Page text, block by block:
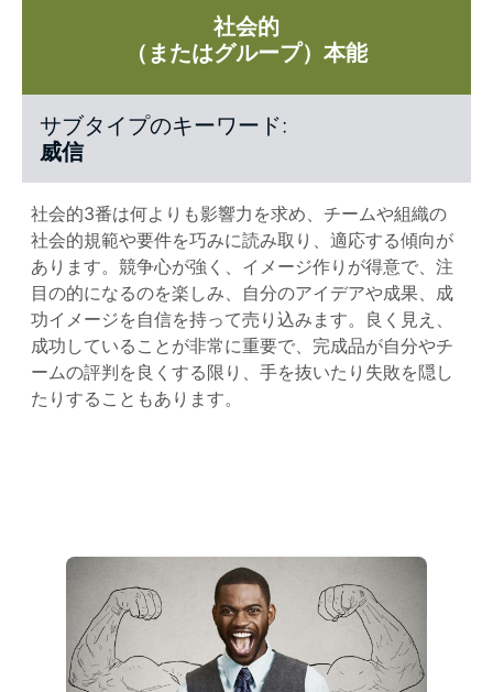
社会的
（またはグループ）本能
サブタイプのキーワード:
威信
社会的3番は何よりも影響力を求め、チームや組織の
社会的規範や要件を巧みに読み取り、適応する傾向が
あります。競争心が強く、イメージ作りが得意で、注
目の的になるのを楽しみ、自分のアイデアや成果、成
功イメージを自信を持って売り込みます。良く見え、
成功していることが非常に重要で、完成品が自分やチ
ームの評判を良くする限り、手を抜いたり失敗を隠し
たりすることもあります。